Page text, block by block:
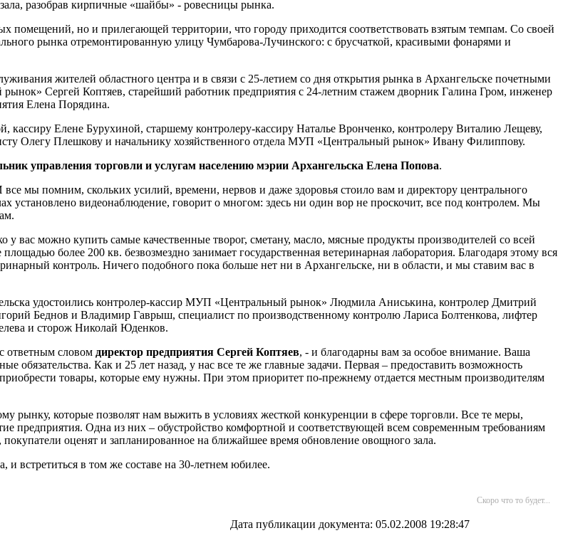
разобрав кирпичные «шайбы» - ровесницы рынка.
помещений, но и прилегающей территории, что городу приходится соответствовать взятым темпам. Со своей
рынка отремонтированную улицу Чумбарова-Лучинского: с брусчаткой, красивыми фонарями и
жителей областного центра и в связи с 25-летием со дня открытия рынка в Архангельске почетными
Сергей Коптяев, старейший работник предприятия с 24-летним стажем дворник Галина Гром, инженер
Елена Порядина.
кассиру Елене Бурухиной, старшему контролеру-кассиру Наталье Вронченко, контролеру Виталию Лещеву,
Олегу Плешкову и начальнику хозяйственного отдела МУП «Центральный рынок» Ивану Филиппову.
управления торговли и услугам населению мэрии Архангельска Елена Попова.
мы помним, скольких усилий, времени, нервов и даже здоровья стоило вам и директору центрального
установлено видеонаблюдение, говорит о многом: здесь ни один вор не проскочит, все под контролем. Мы
вас можно купить самые качественные творог, сметану, масло, мясные продукты производителей со всей
более 200 кв. безвозмездно занимает государственная ветеринарная лаборатория. Благодаря этому вся
контроль. Ничего подобного пока больше нет ни в Архангельске, ни в области, и мы ставим вас в
удостоились контролер-кассир МУП «Центральный рынок» Людмила Аниськина, контролер Дмитрий
Беднов и Владимир Гаврыш, специалист по производственному контролю Лариса Болтенкова, лифтер
и сторож Николай Юденков.
ответным словом директор предприятия Сергей Коптяев, - и благодарны вам за особое внимание. Ваша
обязательства. Как и 25 лет назад, у нас все те же главные задачи. Первая – предоставить возможность
товары, которые ему нужны. При этом приоритет по-прежнему отдается местным производителям
рынку, которые позволят нам выжить в условиях жесткой конкуренции в сфере торговли. Все те меры,
предприятия. Одна из них – обустройство комфортной и соответствующей всем современным требованиям
оценят и запланированное на ближайшее время обновление овощного зала.
и встретиться в том же составе на 30-летнем юбилее.
Скоро что то будет...
Дата публикации документа: 05.02.2008 19:28:47